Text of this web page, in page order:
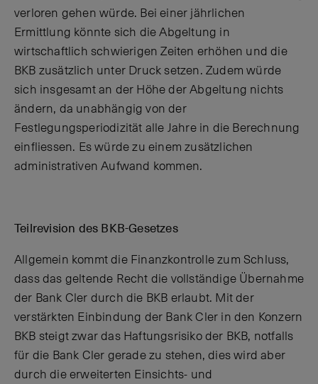
verloren gehen würde. Bei einer jährlichen
Ermittlung könnte sich die Abgeltung in
wirtschaftlich schwierigen Zeiten erhöhen und die
BKB zusätzlich unter Druck setzen. Zudem würde
sich insgesamt an der Höhe der Abgeltung nichts
ändern, da unabhängig von der
Festlegungsperiodizität alle Jahre in die Berechnung
einfliessen. Es würde zu einem zusätzlichen
administrativen Aufwand kommen.
Teilrevision des BKB-Gesetzes
Allgemein kommt die Finanzkontrolle zum Schluss,
dass das geltende Recht die vollständige Übernahme
der Bank Cler durch die BKB erlaubt. Mit der
verstärkten Einbindung der Bank Cler in den Konzern
BKB steigt zwar das Haftungsrisiko der BKB, notfalls
für die Bank Cler gerade zu stehen, dies wird aber
durch die erweiterten Einsichts- und